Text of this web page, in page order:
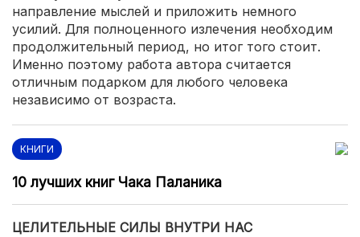
направление мыслей и приложить немного
усилий. Для полноценного излечения необходим
продолжительный период, но итог того стоит.
Именно поэтому работа автора считается
отличным подарком для любого человека
независимо от возраста.
КНИГИ
10 лучших книг Чака Паланика
ЦЕЛИТЕЛЬНЫЕ СИЛЫ ВНУТРИ НАС